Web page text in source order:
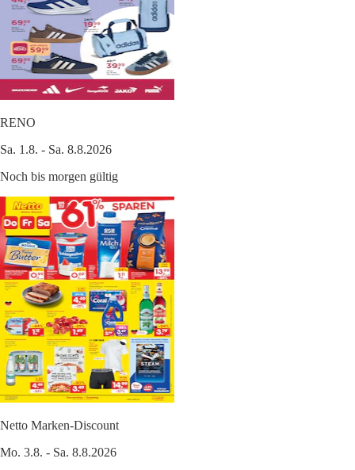
RENO
Sa. 1.8. - Sa. 8.8.2026
Noch bis morgen gültig
Netto Marken-Discount
Mo. 3.8. - Sa. 8.8.2026